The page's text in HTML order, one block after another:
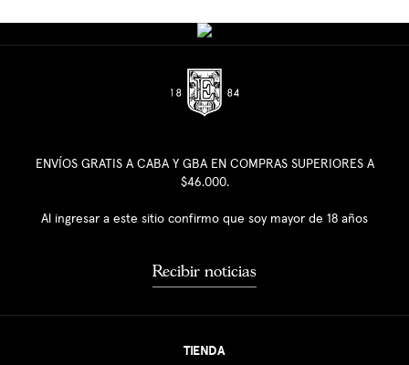
ENVÍOS GRATIS A CABA Y GBA EN COMPRAS SUPERIORES A
$46.000.
Al ingresar a este sitio confirmo que soy mayor de 18 años
Recibir noticias
TIENDA